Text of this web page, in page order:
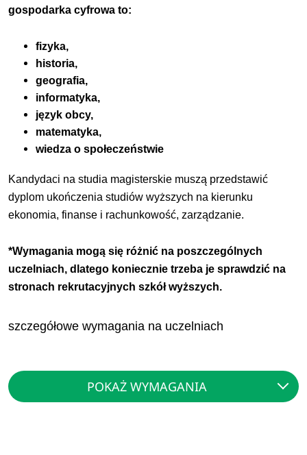
gospodarka cyfrowa to:
fizyka,
historia,
geografia,
informatyka,
język obcy,
matematyka,
wiedza o społeczeństwie
Kandydaci na studia magisterskie muszą przedstawić
dyplom ukończenia studiów wyższych na kierunku
ekonomia, finanse i rachunkowość, zarządzanie.
*Wymagania mogą się różnić na poszczególnych
uczelniach, dlatego koniecznie trzeba je sprawdzić na
stronach rekrutacyjnych szkół wyższych.
szczegółowe wymagania na uczelniach
POKAŻ WYMAGANIA